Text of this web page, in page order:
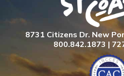
8731 Citizens Dr. New
800.842.1873 |